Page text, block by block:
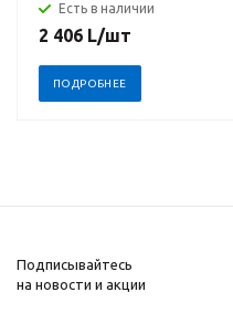
Есть в наличии
2 406 L/шт
ПОДРОБНЕЕ
Подписывайтесь
на новости и акции